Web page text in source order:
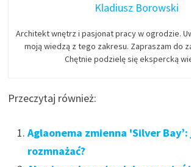
Kladiusz Borowski
Architekt wnętrz i pasjonat pracy w ogrodzie.
moją wiedzą z tego zakresu. Zapraszam do
Chętnie podzielę się ekspercką
Przeczytaj również:
Aglaonema zmienna 'Silver
rozmnażać?